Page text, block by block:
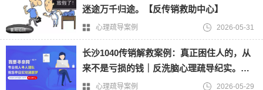
迷途万千归途。【反传销救助中心】
心理疏导案例 2026-05-31
长沙1040传销解救案例：真正困住人的，从
来不是亏损的钱｜反洗脑心理疏导纪实。
【反传销救助中心】
心理疏导案例 2026-05-29